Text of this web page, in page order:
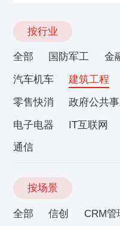
按行业
全部 国防军工 金
汽车机车
建筑工程
零售快消
政府公共
电子电器
IT互联网
通信
按场景
全部 信创 CRM管